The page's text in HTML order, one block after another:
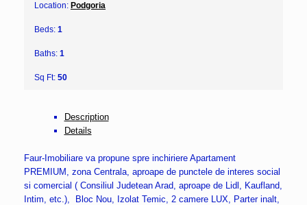
Location: Podgoria
Beds: 1
Baths: 1
Sq Ft: 50
Description
Details
Faur-Imobiliare va propune spre inchiriere Apartament
PREMIUM, zona Centrala, aproape de punctele de interes social
si comercial ( Consiliul Judetean Arad, aproape de Lidl, Kaufland,
Intim, etc.), Bloc Nou, Izolat Temic, 2 camere LUX, Parter inalt,